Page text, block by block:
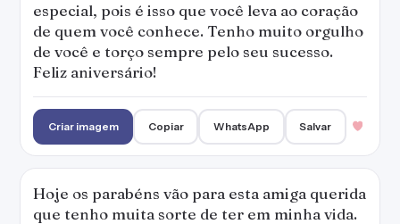
especial, pois é isso que você leva ao coração
de quem você conhece. Tenho muito orgulho
de você e torço sempre pelo seu sucesso.
Feliz aniversário!
Criar imagem Copiar WhatsApp Salvar
Hoje os parabéns vão para esta amiga querida
que tenho muita sorte de ter em minha vida.